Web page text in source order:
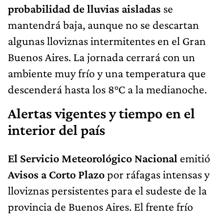
probabilidad de lluvias aisladas se
mantendrá baja, aunque no se descartan
algunas lloviznas intermitentes en el Gran
Buenos Aires. La jornada cerrará con un
ambiente muy frío y una temperatura que
descenderá hasta los 8°C a la medianoche.
Alertas vigentes y tiempo en el
interior del país
El Servicio Meteorológico Nacional emitió
Avisos a Corto Plazopor ráfagas intensas y
lloviznas persistentes para el sudeste de la
provincia de Buenos Aires. El frente frío